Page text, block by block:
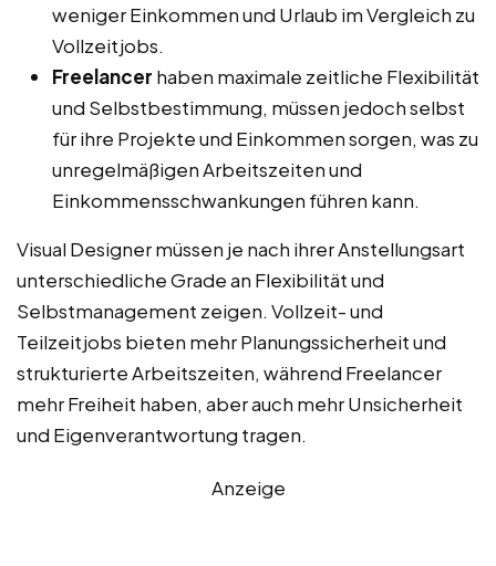
weniger Einkommen und Urlaub im Vergleich zu
Vollzeitjobs.
Freelancer haben maximale zeitliche Flexibilität
und Selbstbestimmung, müssen jedoch selbst
für ihre Projekte und Einkommen sorgen, was zu
unregelmäßigen Arbeitszeiten und
Einkommensschwankungen führen kann.
Visual Designer müssen je nach ihrer Anstellungsart
unterschiedliche Grade an Flexibilität und
Selbstmanagement zeigen. Vollzeit- und
Teilzeitjobs bieten mehr Planungssicherheit und
strukturierte Arbeitszeiten, während Freelancer
mehr Freiheit haben, aber auch mehr Unsicherheit
und Eigenverantwortung tragen.
Anzeige